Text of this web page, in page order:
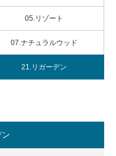
05.リゾート
07.ナチュラルウッド
21.リガーデン